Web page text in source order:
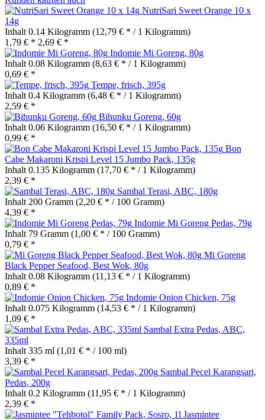
NutriSari Sweet Orange 10 x
14g
Inhalt 0.14 Kilogramm (12,79 € * / 1 Kilogramm)
1,79 € * 2,69 € *
Indomie Mi Goreng, 80g
Inhalt 0.08 Kilogramm (8,63 € * / 1 Kilogramm)
0,69 € *
Tempe, frisch, 395g
Inhalt 0.4 Kilogramm (6,48 € * / 1 Kilogramm)
2,59 € *
Bihunku Goreng, 60g
Inhalt 0.06 Kilogramm (16,50 € * / 1 Kilogramm)
0,99 € *
Bon
Cabe Makaroni Krispi Level 15 Jumbo Pack, 135g
Inhalt 0.135 Kilogramm (17,70 € * / 1 Kilogramm)
2,39 € *
Sambal Terasi, ABC, 180g
Inhalt 200 Gramm (2,20 € * / 100 Gramm)
4,39 € *
Indomie Mi Goreng Pedas, 79g
Inhalt 79 Gramm (1,00 € * / 100 Gramm)
0,79 € *
Mi Goreng
Black Pepper Seafood, Best Wok, 80g
Inhalt 0.08 Kilogramm (11,13 € * / 1 Kilogramm)
0,89 € *
Indomie Onion Chicken, 75g
Inhalt 0.075 Kilogramm (14,53 € * / 1 Kilogramm)
1,09 € *
Sambal Extra Pedas, ABC,
335ml
Inhalt 335 ml (1,01 € * / 100 ml)
3,39 € *
Sambal Pecel Karangsari,
Pedas, 200g
Inhalt 0.2 Kilogramm (11,95 € * / 1 Kilogramm)
2,39 € *
Jasmintee